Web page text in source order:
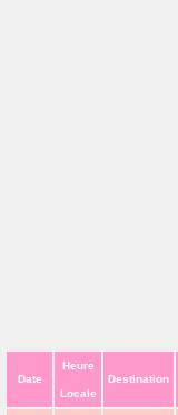
Date
Heure
Locale
Destination